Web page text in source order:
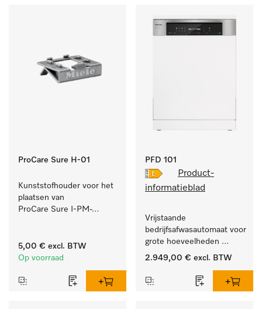
ProCare Sure H-01
Kunststofhouder voor het
plaatsen van
ProCare Sure I-PM-
5,00 € excl. BTW
Op voorraad
PFD 101
Product-
informatieblad
Vrijstaande
bedrijfsafwasautomaat voor
grote hoeveelheden
serviesgoed thuis en in
2.949,00 € excl. BTW